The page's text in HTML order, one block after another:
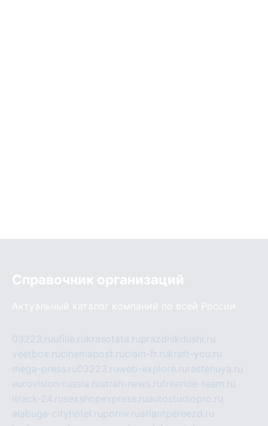
Справочник организаций
Актуальный каталог компаний по всей России
03223.ruufille.rukrasotata.ruprazdnikdushi.ru
veetbox.rucinemapost.ruciam-fr.rukraft-you.ru
mega-press.ru03223.ruweb-explore.ru rastenuya.ru
eurovision-russia.rustrah-news.rufreeride-team.ru
itrack-24.rusexshopexpress.ruautostudiopro.ru
alabuga-cityhotel.rupornv.ruatlantpereezd.ru